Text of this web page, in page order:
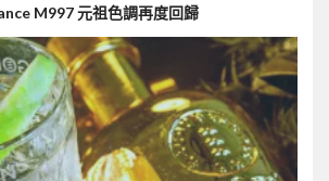
M997 元祖色調再度回歸